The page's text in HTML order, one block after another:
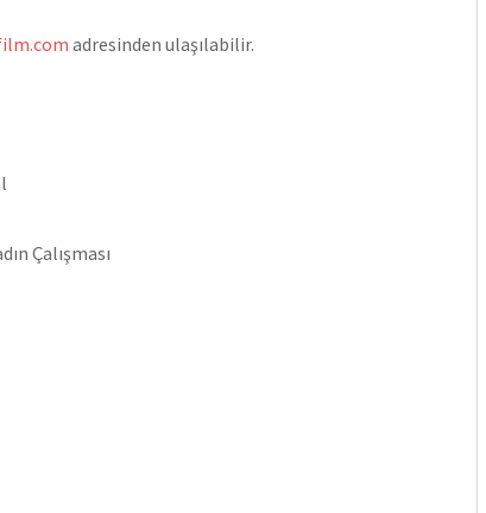
adresinden ulaşılabilir.
Çalışması